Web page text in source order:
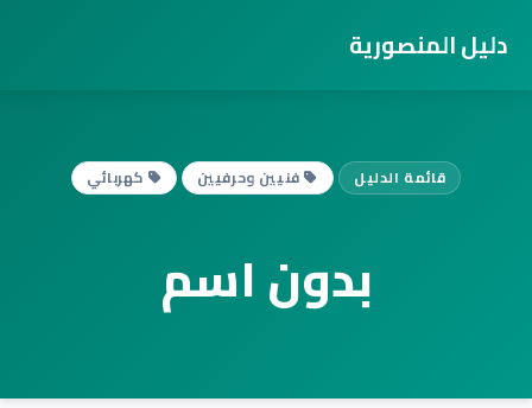
دليل المنصورية
قائمة الدليل فنيين وحرفيين كهربائي
بدون اسم